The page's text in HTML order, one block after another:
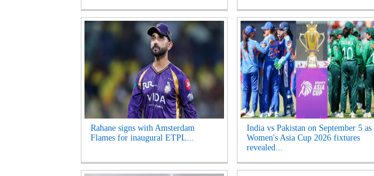
Rahane signs with Amsterdam
Flames for inaugural ETPL...
India vs Pakistan on September 5 as
Women's Asia Cup 2026 fixtures
revealed...